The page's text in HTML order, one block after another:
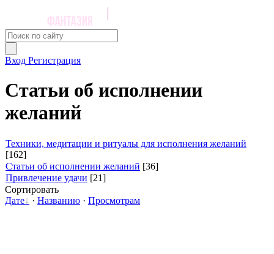
Вход Регистрация
Статьи об исполнении
желаний
Техники, медитации и ритуалы для исполнения желаний
[162]
Статьи об исполнении желаний [36]
Привлечение удачи [21]
Сортировать
Дате
· Названию · Просмотрам